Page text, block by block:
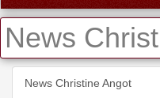
News
News Christine Angot